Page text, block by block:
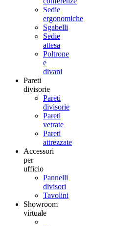
Sedie
ergonomiche
Sgabelli
Sedie
attesa
Poltrone
e
divani
Pareti
divisorie
Pareti
divisorie
Pareti
vetrate
Pareti
attrezzate
Accessori
per
ufficio
Pannelli
divisori
Tavolini
Showroom
virtuale